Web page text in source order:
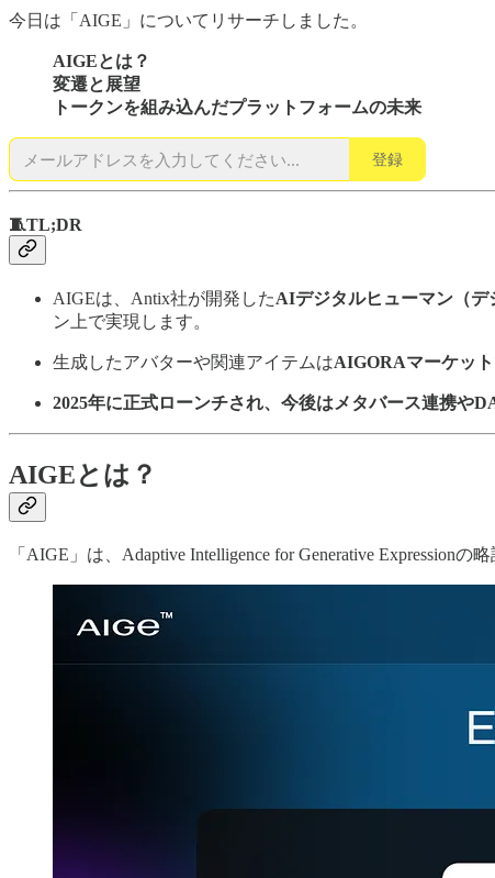
今日は「AIGE」についてリサーチしました。
AIGEとは？
変遷と展望
トークンを組み込んだプラットフォームの未来
登録
🧵TL;DR
AIGEは、Antix社が開発したAIデジタルヒューマン（デ
ン上で実現します。
生成したアバターや関連アイテムはAIGORAマーケット
2025年に正式ローンチされ、今後はメタバース連携や
AIGEとは？
「AIGE」は、Adaptive Intelligence for Generative Expression